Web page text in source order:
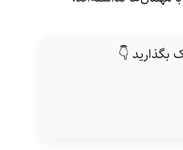
بگذارید 👇